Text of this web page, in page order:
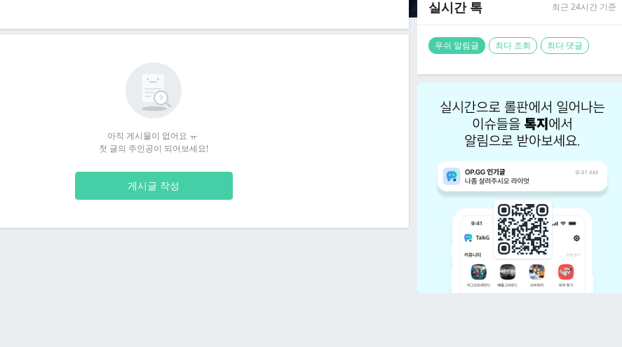
아직 게시물이 없어요 ㅠ
첫 글의 주인공이 되어보세요!
게시글 작성
실시간 톡 최근 24시간 기준
푸쉬 알림글 최다 조회 최다 댓글